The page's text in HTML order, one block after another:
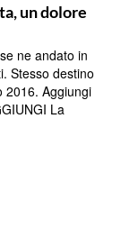
un dolore
ne andato in
Stesso destino
2016. Aggiungi
La